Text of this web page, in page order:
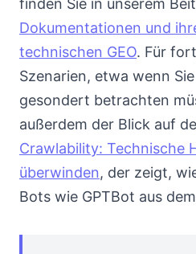
finden Sie in unserem
Dokumentationen und
technischen GEO. Für
Szenarien, etwa wenn
gesondert betrachten
außerdem der Blick auf
Crawlability: Technische
überwinden, der zeigt,
Bots wie GPTBot aus